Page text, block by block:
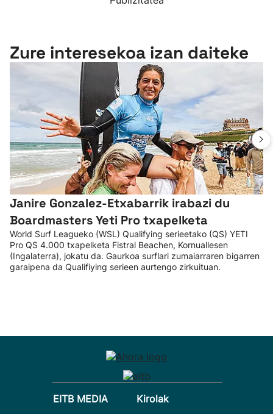
Zure interesekoa izan daiteke
Janire Gonzalez-Etxabarrik irabazi du
Boardmasters Yeti Pro txapelketa
World Surf Leagueko (WSL) Qualifying serieetako (QS) YETI
Pro QS 4.000 txapelketa Fistral Beachen, Kornuallesen
(Ingalaterra), jokatu da. Gaurkoa surflari zumaiarraren bigarren
garaipena da Qualifiying serieen aurtengo zirkuituan.
EITB MEDIA
Kirolak